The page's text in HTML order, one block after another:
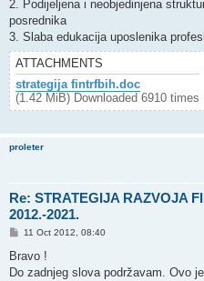
2. Podijeljena i neobjedinjena
posrednika
3. Slaba edukacija uposlenika
ATTACHMENTS
strategija fintrfbih.doc
(1.42 MiB) Downloaded 6910 times
proleter
Re: STRATEGIJA RAZVOJA
2012.-2021.
P
s
11 Oct 2012, 08:40
Bravo !
Do zadnjeg slova podržavam. Ovo